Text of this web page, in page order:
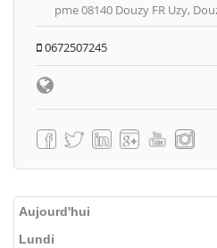
pme 08140 Douzy FR Uzy,
0672507245
Aujourd'hui
Lundi